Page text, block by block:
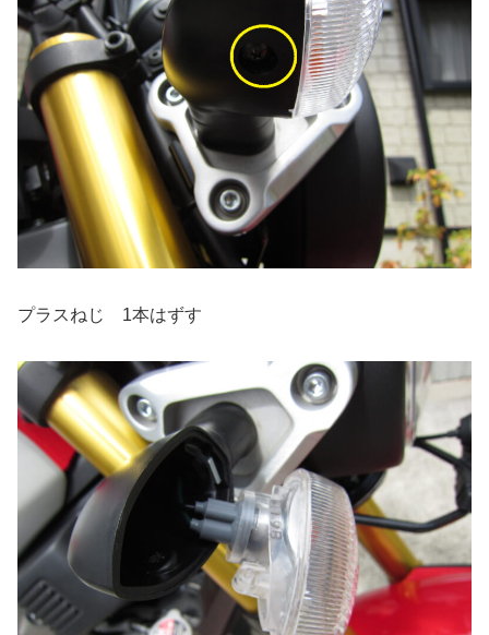
プラスねじ 1本はずす